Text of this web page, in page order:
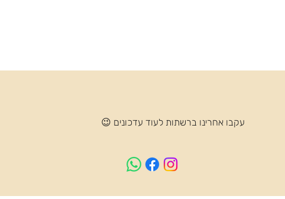
עקבו אחרינו ברשתות לעוד עדכונים 😉